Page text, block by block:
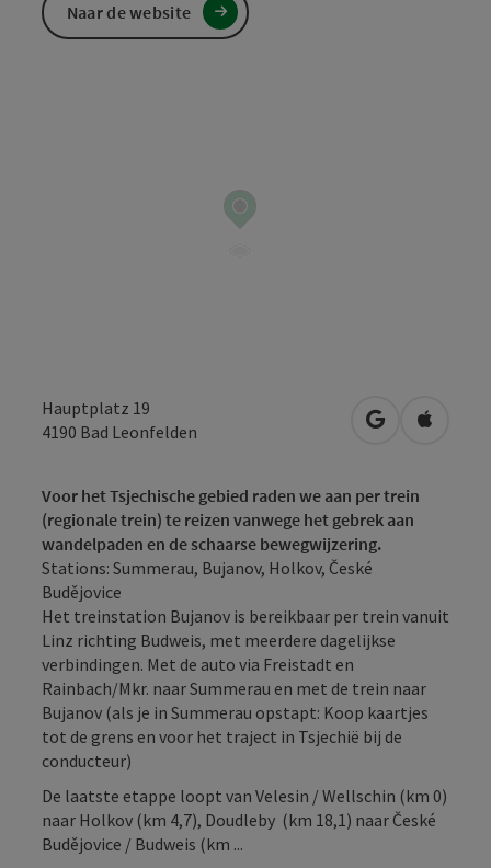
Hauptplatz 19
4190 Bad Leonfelden Openen in
Voor het Tsjechische gebied raden we aan per trein
(regionale trein) te reizen vanwege het gebrek aan
wandelpaden en de schaarse bewegwijzering.
Stations: Summerau, Bujanov, Holkov, České
Budějovice
Het treinstation Bujanov is bereikbaar per trein vanuit
Linz richting Budweis, met meerdere dagelijkse
verbindingen. Met de auto via Freistadt en
Rainbach/Mkr. naar Summerau en met de trein naar
Bujanov (als je in Summerau opstapt: Koop kaartjes
tot de grens en voor het traject in Tsjechië bij de
conducteur)
De laatste etappe loopt van Velesin / Wellschin (km 0)
naar Holkov (km 4,7), Doudleby (km 18,1) naar České
Budějovice / Budweis (km ...
Naar de website